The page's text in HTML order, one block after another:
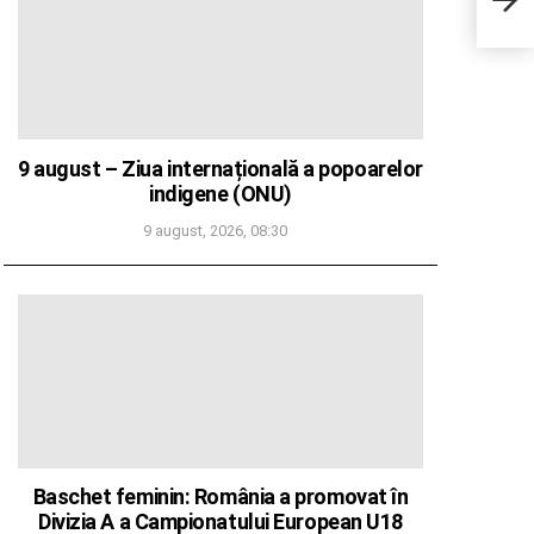
şi
rea
9 august – Ziua internațională a popoarelor
indigene (ONU)
9 august, 2026, 08:30
Baschet feminin: România a promovat în
Divizia A a Campionatului European U18